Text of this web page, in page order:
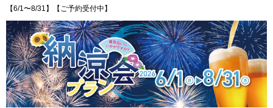
【6/1〜8/31】【ご予約受付中】